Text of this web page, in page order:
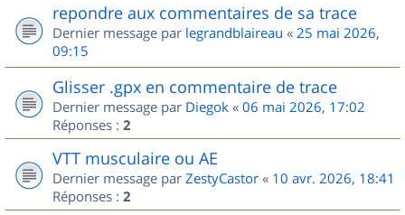
repondre aux commentaires de sa trace
Dernier message par legrandblaireau « 25 mai 2026,
09:15
Glisser .gpx en commentaire de trace
Dernier message par Diegok « 06 mai 2026, 17:02
Réponses : 2
VTT musculaire ou AE
Dernier message par ZestyCastor « 10 avr. 2026, 18:41
Réponses : 2